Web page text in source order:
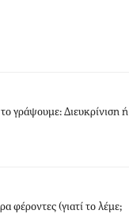
- Ποιοι σταθμοί θα
- Άρπαξαν
ευρώ
γράψουμε: Διευκρίνιση ή
φέροντες (γιατί το λέμε;